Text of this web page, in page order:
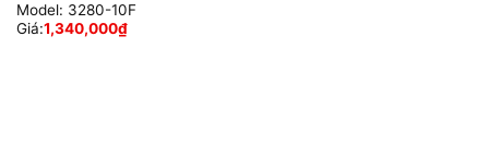
Model: 3280-10F
Giá:1,340,000₫